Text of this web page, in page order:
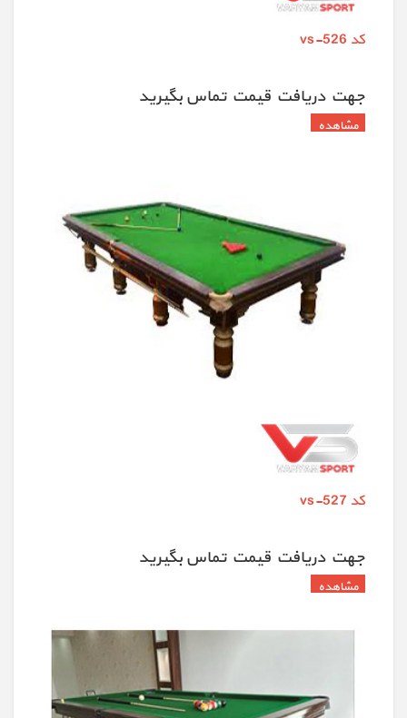
کد vs-526
جهت دريافت قيمت تماس بگيريد
کد vs-527
جهت دريافت قيمت تماس بگيريد